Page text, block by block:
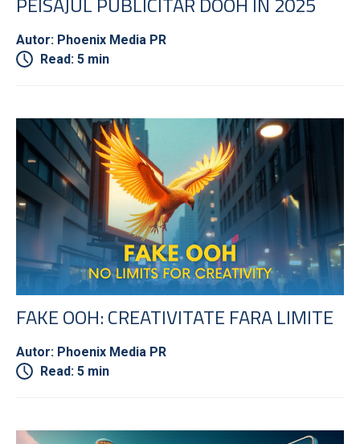
Autor: Phoenix Media PR
Read: 5 min
FAKE OOH: CREATIVITATE FARA LIMITE
Autor: Phoenix Media PR
Read: 5 min